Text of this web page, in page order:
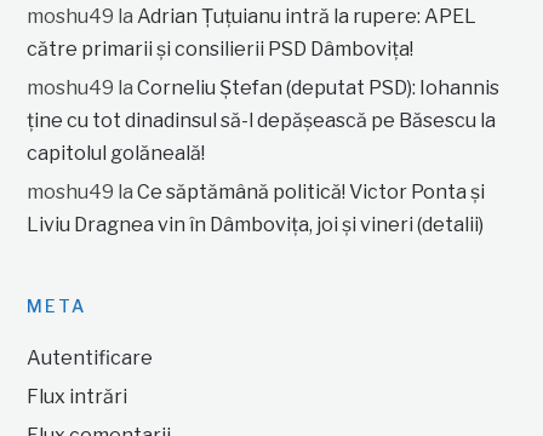
moshu49 la Adrian Țuțuianu intră la rupere: APEL
către primarii și consilierii PSD Dâmbovița!
moshu49 laCorneliu Ștefan (deputat PSD): Iohannis
ține cu tot dinadinsul să-l depășească pe Băsescu la
capitolul golăneală!
moshu49 laCe săptămână politică! Victor Ponta și
Liviu Dragnea vin în Dâmbovița, joi și vineri (detalii)
META
Autentificare
Flux intrări